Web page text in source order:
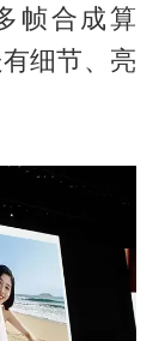
帧合成算
细节、亮